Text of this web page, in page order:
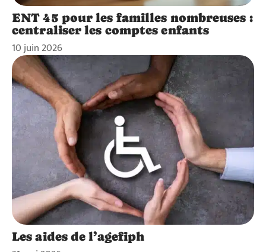
ENT 45 pour les familles nombreuses :
centraliser les comptes enfants
10 juin 2026
Les aides de l’agefiph